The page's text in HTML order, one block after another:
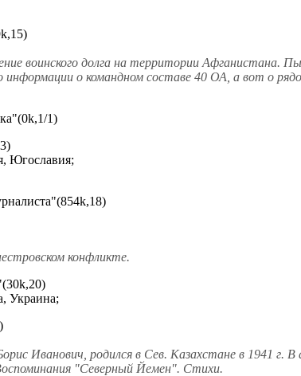
воинского долга на территории Афганистана.
информации о командном составе 40 ОА, а вот о
1)
Югославия;
конфликте.
Украина;
Иванович, родился в Сев. Казахстане в 1941 г.
"Северный Йемен". Стихи.